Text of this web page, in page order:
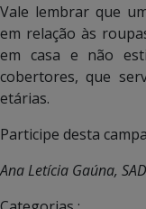
Vale lembrar que
em relação às
em casa e não
cobertores, que
etárias.
Participe desta
Ana Letícia Gaúna, SAD